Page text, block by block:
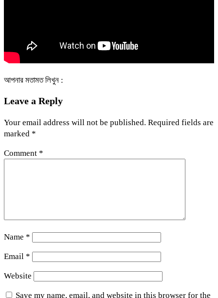
আপনার মতামত লিখুন :
Leave a Reply
Your email address will not be published. Required fields are
marked *
Comment *
Name *
Email *
Website
Save my name, email, and website in this browser for the